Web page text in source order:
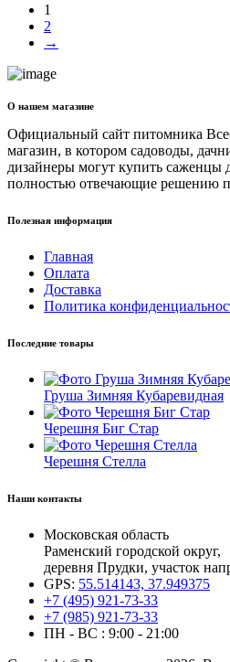
1
2
→
О нашем магазине
Официальный сайт питомника
магазин, в котором садоводы,
дизайнеры могут купить саженцы
полностью отвечающие решению
Полезная информация
Главная
Оплата
Доставка
Политика
Последние товары
Груша Зимняя Кубаревидная
Черешня Биг Стар
Черешня Стелла
Наши контакты
Московская область
Раменский городской округ,
деревня Прудки, участок
GPS: 55.514143, 37.949375
+7 (495) 921-73-33
+7 (985) 921-73-33
ПН - ВС : 9:00 - 21:00